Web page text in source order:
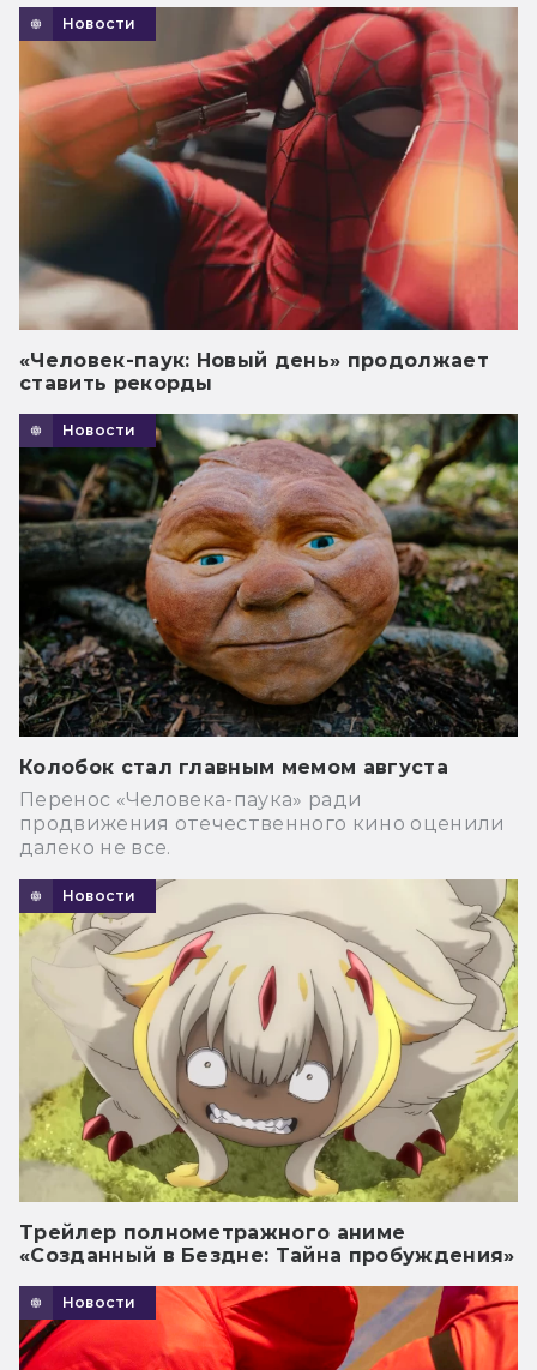
Новости
«Человек-паук: Новый день» продолжает
ставить рекорды
Новости
Колобок стал главным мемом августа
Перенос «Человека-паука» ради
продвижения отечественного кино оценили
далеко не все.
Новости
Трейлер полнометражного аниме
«Созданный в Бездне: Тайна пробуждения»
Новости